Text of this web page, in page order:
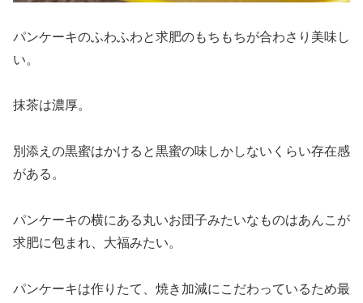
パンケーキのふわふわと求肥のもちもちが合わさり美味し
い。
抹茶は濃厚。
別添えの黒蜜はかけると黒蜜の味しかしないくらい存在感
がある。
パンケーキの横にある丸いお団子みたいなものはあんこが
求肥に包まれ、大福みたい。
パンケーキは作りたて、焼き加減にこだわっているため最